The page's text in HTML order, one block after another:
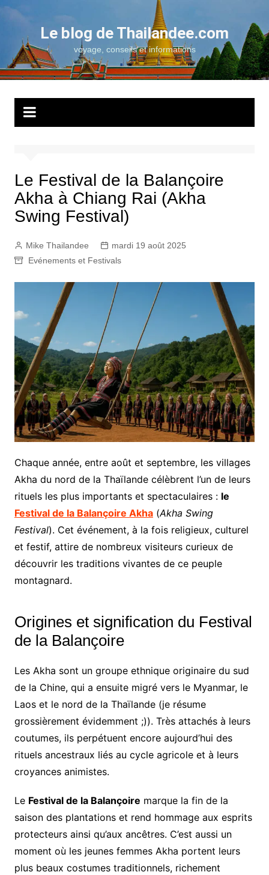
Aller
contenu
Le blog de Thailandee.com
voyage, conseils et informations
Le Festival de la Balançoire
Akha à Chiang Rai (Akha
Swing Festival)
Mike Thailandee
mardi 19 août 2025
Evénements et Festivals
Chaque année, entre août et septembre, les villages
Akha du nord de la Thaïlande célèbrent l’un de leurs
rituels les plus importants et spectaculaires : le
Festival de la Balançoire Akha(Akha Swing
Festival). Cet événement, à la fois religieux, culturel
et festif, attire de nombreux visiteurs curieux de
découvrir les traditions vivantes de ce peuple
montagnard.
Origines et signification du Festival
de la Balançoire
Les Akha sont un groupe ethnique originaire du sud
de la Chine, qui a ensuite migré vers le Myanmar, le
Laos et le nord de la Thaïlande (je résume
grossièrement évidemment ;)). Très attachés à leurs
coutumes, ils perpétuent encore aujourd’hui des
rituels ancestraux liés au cycle agricole et à leurs
croyances animistes.
Le Festival de la Balançoire marque la fin de la
saison des plantations et rend hommage aux esprits
protecteurs ainsi qu’aux ancêtres. C’est aussi un
moment où les jeunes femmes Akha portent leurs
plus beaux costumes traditionnels, richement